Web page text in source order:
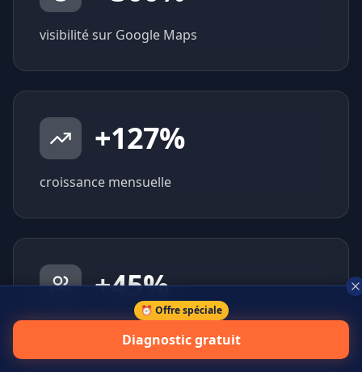
visibilité sur Google Maps
+127%
croissance mensuelle
+45%
⏰ Offre spéciale
Diagnostic gratuit